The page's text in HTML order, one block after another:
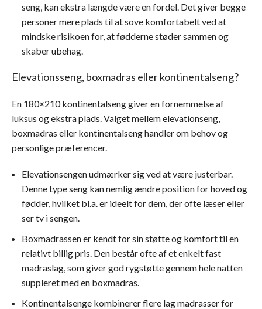
seng, kan ekstra længde være en fordel. Det giver begge
personer mere plads til at sove komfortabelt ved at
mindske risikoen for, at fødderne støder sammen og
skaber ubehag.
Elevationsseng, boxmadras eller kontinentalseng?
En 180×210 kontinentalseng giver en fornemmelse af
luksus og ekstra plads. Valget mellem elevationseng,
boxmadras eller kontinentalseng handler om behov og
personlige præferencer.
Elevationsengen udmærker sig ved at være justerbar.
Denne type seng kan nemlig ændre position for hoved og
fødder, hvilket bl.a. er ideelt for dem, der ofte læser eller
ser tv i sengen.
Boxmadrassen er kendt for sin støtte og komfort til en
relativt billig pris. Den består ofte af et enkelt fast
madraslag, som giver god rygstøtte gennem hele natten
suppleret med en boxmadras.
Kontinentalsenge kombinerer flere lag madrasser for